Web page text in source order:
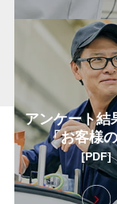
アンケート結
「お客様
[PDF]